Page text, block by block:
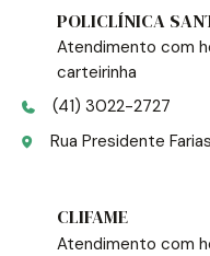
POLICLÍNICA
Atendimento com
carteirinha
(41) 3022-2727
Rua Presidente
CLIFAME
Atendimento com